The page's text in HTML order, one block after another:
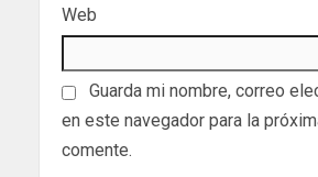
Web
Guarda mi nombre, correo
en este navegador para la
comente.